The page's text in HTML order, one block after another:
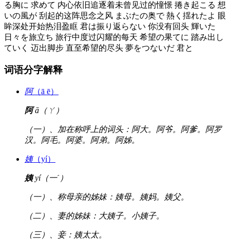
る胸に 求めて 内心依旧追逐着未曾见过的憧憬 捲き起こる 想
いの風が 刮起的这阵思念之风 まぶたの奥で 熱く揺れたよ 眼
眸深处开始热泪盈眶 君は振り返らない 你没有回头 輝いた
日々を旅立ち 旅行中度过闪耀的每天 希望の果てに 踏み出し
ていく 迈出脚步 直至希望的尽头 夢をつないだ 君と
词语分字解释
阿（ā ē）
阿ā（ㄚ）
（一）、加在称呼上的词头：阿大。阿爷。阿爹。阿罗
汉。阿毛。阿婆。阿弟。阿姊。
姨（yí）
姨yí（一ˊ）
（一）、称母亲的姊妹：姨母。姨妈。姨父。
（二）、妻的姊妹：大姨子。小姨子。
（三）、妾：姨太太。